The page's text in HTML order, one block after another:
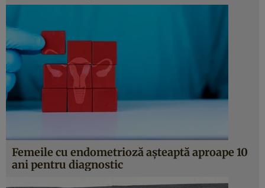
Femeile cu endometrioză așteaptă aproape 10
ani pentru diagnostic